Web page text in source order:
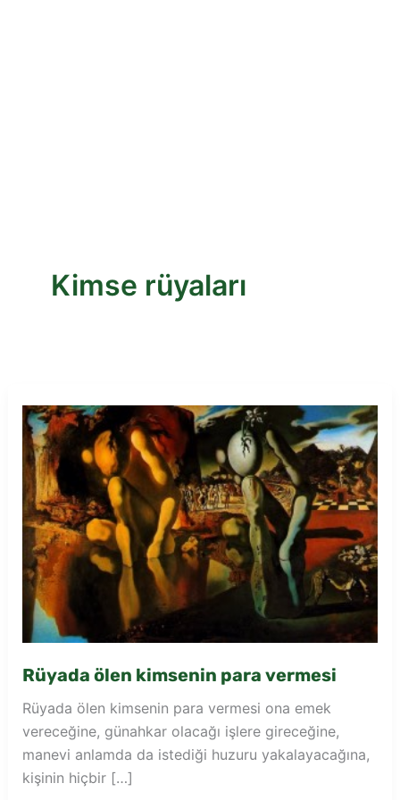
Kimse rüyaları
Rüyada ölen kimsenin para vermesi
Rüyada ölen kimsenin para vermesi ona emek
vereceğine, günahkar olacağı işlere gireceğine,
manevi anlamda da istediği huzuru yakalayacağına,
kişinin hiçbir […]